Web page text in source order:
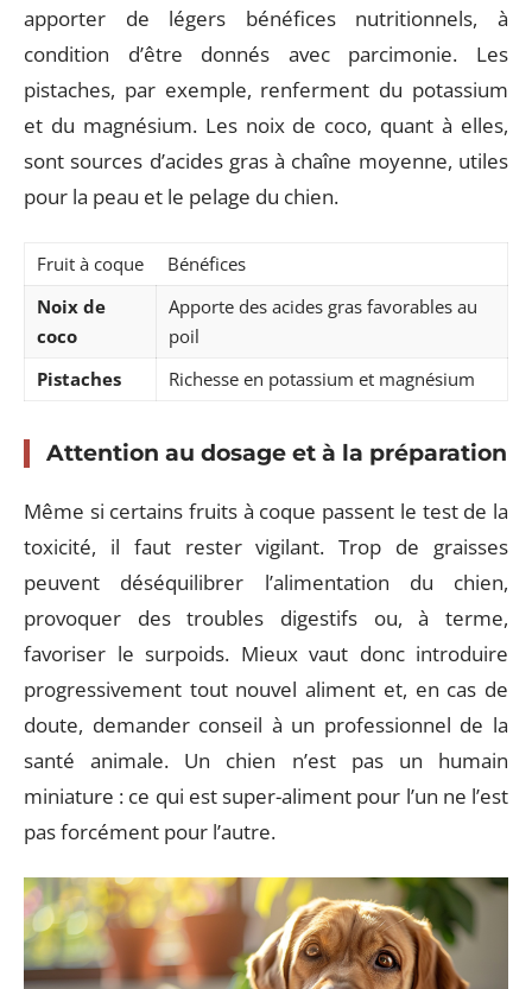
apporter de légers bénéfices nutritionnels, à
condition d’être donnés avec parcimonie. Les
pistaches, par exemple, renferment du potassium
et du magnésium. Les noix de coco, quant à elles,
sont sources d’acides gras à chaîne moyenne, utiles
pour la peau et le pelage du chien.
Fruit à coque
Bénéfices
Noix de
coco
Apporte des acides gras favorables au
poil
Pistaches
Richesse en potassium et magnésium
Attention au dosage et à la préparation
Même si certains fruits à coque passent le test de la
toxicité, il faut rester vigilant. Trop de graisses
peuvent déséquilibrer l’alimentation du chien,
provoquer des troubles digestifs ou, à terme,
favoriser le surpoids. Mieux vaut donc introduire
progressivement tout nouvel aliment et, en cas de
doute, demander conseil à un professionnel de la
santé animale. Un chien n’est pas un humain
miniature : ce qui est super-aliment pour l’un ne l’est
pas forcément pour l’autre.